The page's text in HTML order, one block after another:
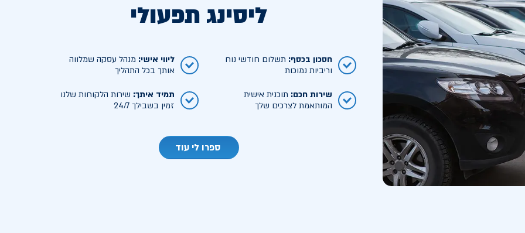
ליסינג תפעולי
חסכון בכסף: תשלום חודשי נוח
וריביות נמוכות
ליווי אישי: מנהל עסקה שמלווה
אותך בכל התהליך
שירות חכם: תוכנית אישית
המותאמת לצרכים שלך
תמיד איתך: שירות הלקוחות שלנו
זמין בשבילך 24/7
ספרו לי עוד